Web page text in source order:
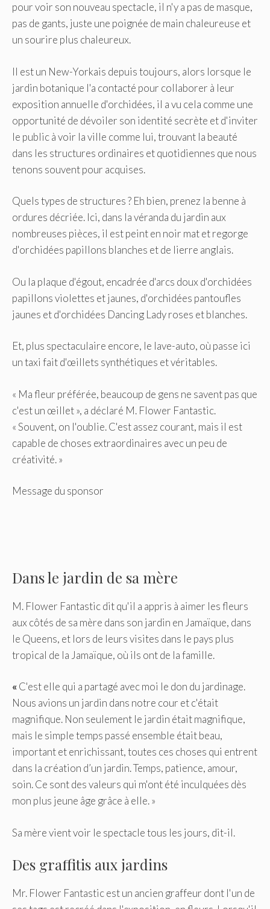
pour voir son nouveau spectacle, il n'y a pas de masque,
pas de gants, juste une poignée de main chaleureuse et
un sourire plus chaleureux.
Il est un New-Yorkais depuis toujours, alors lorsque le
jardin botanique l'a contacté pour collaborer à leur
exposition annuelle d'orchidées, il a vu cela comme une
opportunité de dévoiler son identité secrète et d'inviter
le public à voir la ville comme lui, trouvant la beauté
dans les structures ordinaires et quotidiennes que nous
tenons souvent pour acquises.
Quels types de structures ? Eh bien, prenez la benne à
ordures décriée. Ici, dans la véranda du jardin aux
nombreuses pièces, il est peint en noir mat et regorge
d'orchidées papillons blanches et de lierre anglais.
Ou la plaque d'égout, encadrée d'arcs doux d'orchidées
papillons violettes et jaunes, d'orchidées pantoufles
jaunes et d'orchidées Dancing Lady roses et blanches.
Et, plus spectaculaire encore, le lave-auto, où passe ici
un taxi fait d'œillets synthétiques et véritables.
« Ma fleur préférée, beaucoup de gens ne savent pas que
c'est un œillet », a déclaré M. Flower Fantastic.
« Souvent, on l'oublie. C'est assez courant, mais il est
capable de choses extraordinaires avec un peu de
créativité. »
Message du sponsor
Dans le jardin de sa mère
M. Flower Fantastic dit qu'il a appris à aimer les fleurs
aux côtés de sa mère dans son jardin en Jamaïque, dans
le Queens, et lors de leurs visites dans le pays plus
tropical de la Jamaïque, où ils ont de la famille.
« C'est elle qui a partagé avec moi le don du jardinage.
Nous avions un jardin dans notre cour et c'était
magnifique. Non seulement le jardin était magnifique,
mais le simple temps passé ensemble était beau,
important et enrichissant, toutes ces choses qui entrent
dans la création d’un jardin. Temps, patience, amour,
soin. Ce sont des valeurs qui m'ont été inculquées dès
mon plus jeune âge grâce à elle. »
Sa mère vient voir le spectacle tous les jours, dit-il.
Des graffitis aux jardins
Mr. Flower Fantastic est un ancien graffeur dont l'un de